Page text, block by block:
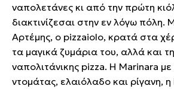
ναπολετάνες κι από την πρώτη
διακτινίζεσαι στην εν λόγω πόλη.
Αρτέμης, ο pizzaiolo, κρατά στα
τα μαγικά ζυμάρια του, αλλά και
ναπολιτάνικης pizza. Η Marinara
ντομάτας, ελαιόλαδο και ρίγανη,